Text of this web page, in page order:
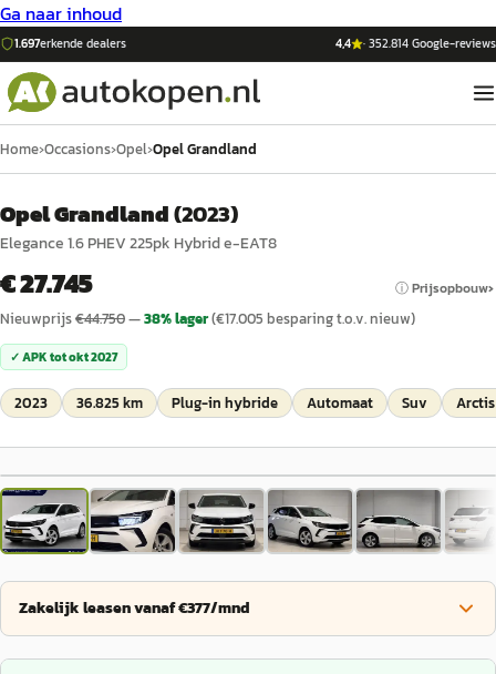
Ga naar inhoud
1.697erkende dealers 4,4 ·352.814Google-reviews
Home›Occasions›Opel›Opel Grandland
Opel Grandland(2023)
Elegance 1.6 PHEV 225pk Hybrid e-EAT8
€ 27.745 ⓘ Prijsopbouw
Nieuwprijs€44.750—38% lager(€17.005 besparing t.o.v. nieuw)
✓ APK totokt 2027
2023 36.825 km Plug-in hybride Automaat Suv
1/48
Zakelijk leasen vanaf €377/mnd